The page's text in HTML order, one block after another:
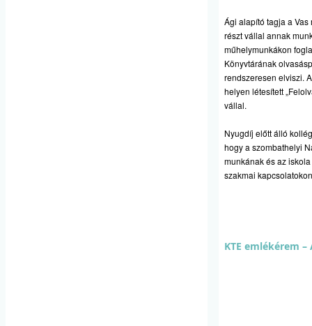
Ági alapító tagja a
részt vállal annak
műhelymunkákon
Könyvtárának
rendszeresen elviszi.
helyen létesített
vállal.
Nyugdíj előtt álló
hogy a szombathelyi
munkának és az
szakmai
KTE emlékérem